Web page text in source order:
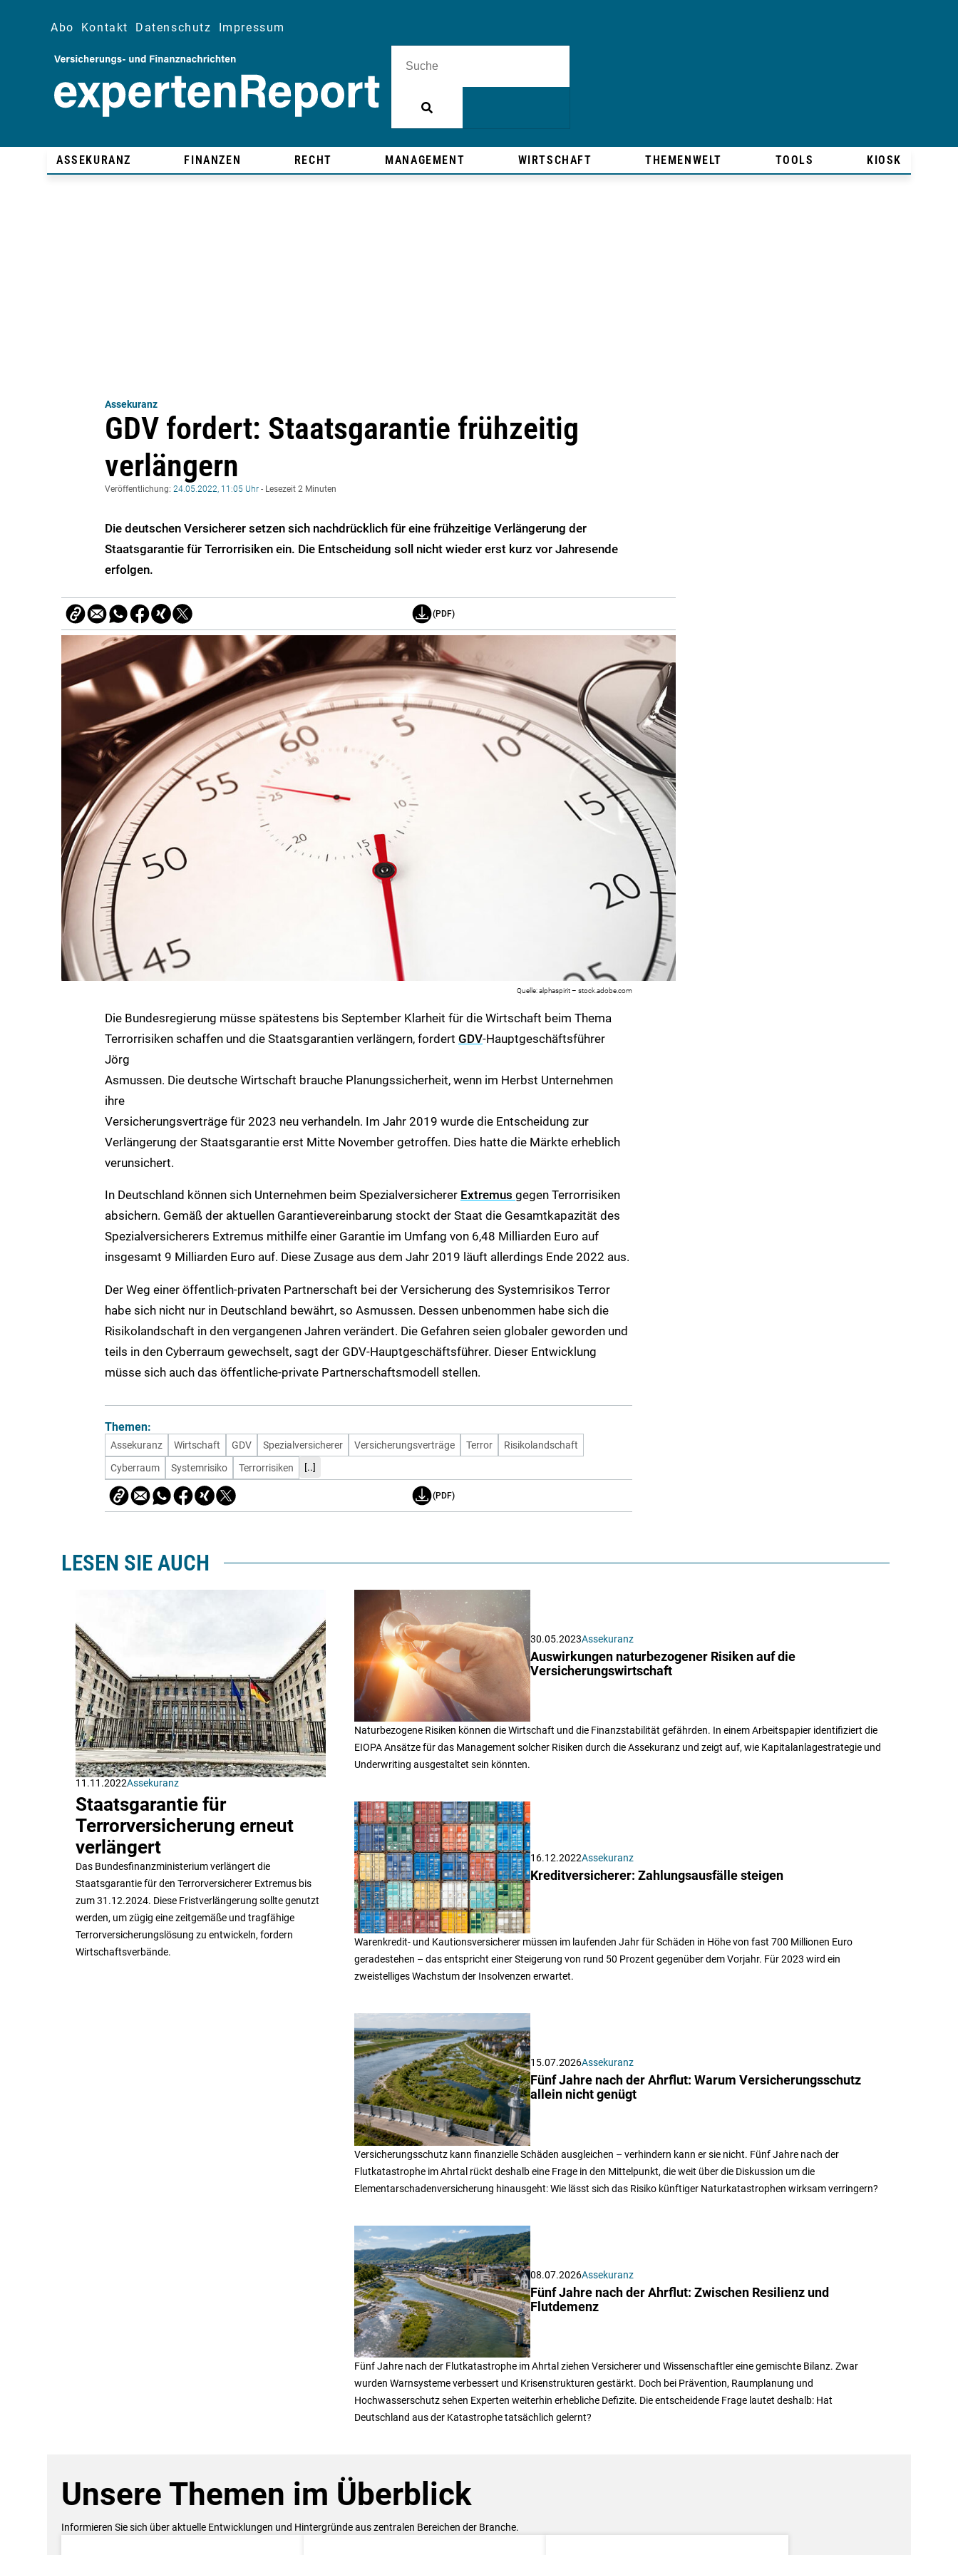
Abo Kontakt Datenschutz Impressum
ASSEKURANZ FINANZEN RECHT MANAGEMENT WIRTSCHAFT THEMENWELT TOOLS KIOSK
Assekuranz
GDV fordert: Staatsgarantie frühzeitig
verlängern
Veröffentlichung: 24.05.2022, 11:05 Uhr - Lesezeit 2 Minuten
Die deutschen Versicherer setzen sich nachdrücklich für eine frühzeitige Verlängerung der
Staatsgarantie für Terrorrisiken ein. Die Entscheidung soll nicht wieder erst kurz vor Jahresende
erfolgen.
(PDF)
alphaspirit – stock.adobe.com
Die Bundesregierung müsse spätestens bis September Klarheit für die Wirtschaft beim Thema
Terrorrisiken schaffen und die Staatsgarantien verlängern, fordert GDV-Hauptgeschäftsführer
Jörg
Asmussen. Die deutsche Wirtschaft brauche Planungssicherheit, wenn im Herbst Unternehmen
ihre
Versicherungsverträge für 2023 neu verhandeln. Im Jahr 2019 wurde die Entscheidung zur
Verlängerung der Staatsgarantie erst Mitte November getroffen. Dies hatte die Märkte erheblich
verunsichert.
In Deutschland können sich Unternehmen beim Spezialversicherer Extremus gegen Terrorrisiken
absichern. Gemäß der aktuellen Garantievereinbarung stockt der Staat die Gesamtkapazität des
Spezialversicherers Extremus mithilfe einer Garantie im Umfang von 6,48 Milliarden Euro auf
insgesamt 9 Milliarden Euro auf. Diese Zusage aus dem Jahr 2019 läuft allerdings Ende 2022 aus.
Der Weg einer öffentlich-privaten Partnerschaft bei der Versicherung des Systemrisikos Terror
habe sich nicht nur in Deutschland bewährt, so Asmussen. Dessen unbenommen habe sich die
Risikolandschaft in den vergangenen Jahren verändert. Die Gefahren seien globaler geworden und
teils in den Cyberraum gewechselt, sagt der GDV-Hauptgeschäftsführer. Dieser Entwicklung
müsse sich auch das öffentliche-private Partnerschaftsmodell stellen.
Themen:
Assekuranz Wirtschaft GDV Spezialversicherer Versicherungsverträge Terror
Risikolandschaft
Cyberraum
Systemrisiko Terrorrisiken [..]
(PDF)
LESEN SIE AUCH
11.11.2022Assekuranz
Staatsgarantie für
Terrorversicherung erneut
verlängert
Das Bundesfinanzministerium verlängert die
Staatsgarantie für den Terrorversicherer Extremus bis
zum 31.12.2024. Diese Fristverlängerung sollte genutzt
werden, um zügig eine zeitgemäße und tragfähige
Terrorversicherungslösung zu entwickeln, fordern
Wirtschaftsverbände.
30.05.2023Assekuranz
Auswirkungen naturbezogener Risiken auf die
Versicherungswirtschaft
Naturbezogene Risiken können die Wirtschaft und die Finanzstabilität gefährden. In einem Arbeitspapier identifiziert die
EIOPA Ansätze für das Management solcher Risiken durch die Assekuranz und zeigt auf, wie Kapitalanlagestrategie und
Underwriting ausgestaltet sein könnten.
16.12.2022Assekuranz
Kreditversicherer: Zahlungsausfälle steigen
Warenkredit- und Kautionsversicherer müssen im laufenden Jahr für Schäden in Höhe von fast 700 Millionen Euro
geradestehen – das entspricht einer Steigerung von rund 50 Prozent gegenüber dem Vorjahr. Für 2023 wird ein
zweistelliges Wachstum der Insolvenzen erwartet.
15.07.2026Assekuranz
Fünf Jahre nach der Ahrflut: Warum Versicherungsschutz
allein nicht genügt
Versicherungsschutz kann finanzielle Schäden ausgleichen – verhindern kann er sie nicht. Fünf Jahre nach der
Flutkatastrophe im Ahrtal rückt deshalb eine Frage in den Mittelpunkt, die weit über die Diskussion um die
Elementarschadenversicherung hinausgeht: Wie lässt sich das Risiko künftiger Naturkatastrophen wirksam verringern?
08.07.2026Assekuranz
Fünf Jahre nach der Ahrflut: Zwischen Resilienz und
Flutdemenz
Fünf Jahre nach der Flutkatastrophe im Ahrtal ziehen Versicherer und Wissenschaftler eine gemischte Bilanz. Zwar
wurden Warnsysteme verbessert und Krisenstrukturen gestärkt. Doch bei Prävention, Raumplanung und
Hochwasserschutz sehen Experten weiterhin erhebliche Defizite. Die entscheidende Frage lautet deshalb: Hat
Deutschland aus der Katastrophe tatsächlich gelernt?
Unsere Themen im Überblick
Informieren Sie sich über aktuelle Entwicklungen und Hintergründe aus zentralen Bereichen der Branche.